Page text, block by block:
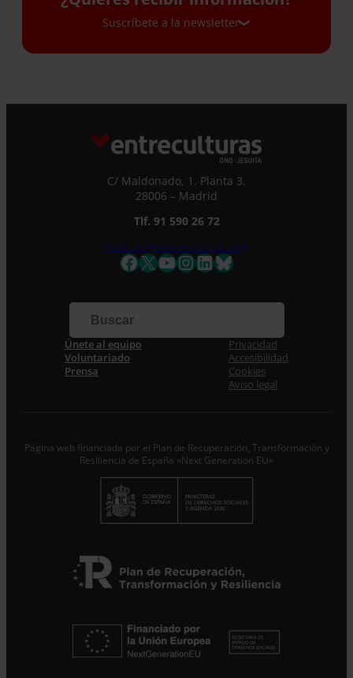
Suscríbete a la newsletter
y los correos puntuales en los que te
ofrecemos información, no dejes de completar
este formulario. Al instante, te daremos de
alta en nuestra base de datos y podrás estar
al tanto de todas las novedades.
Correo electrónico *
Acepto laPolítica de Privacidad*
Desde ENTRECULTURAS FE Y ALEGRÍA ESPAÑA
trataremos los datos aportados en calidad de
Responsable del tratamiento con la finalidad de…Seguir
C/ Maldonado, 1. Planta 3.
28006 – Madrid
Tlf. 91 590 26 72
noticias@entreculturas.org
Facebook
X YouTube
Instagram
LinkedIn
Bluesky
Únete al equipo
Voluntariado
Prensa
Privacidad
Accesibilidad
Cookies
Aviso legal
Página web financiada por el Plan de Recuperación, Transformación y
Resiliencia de España «Next Generation EU»